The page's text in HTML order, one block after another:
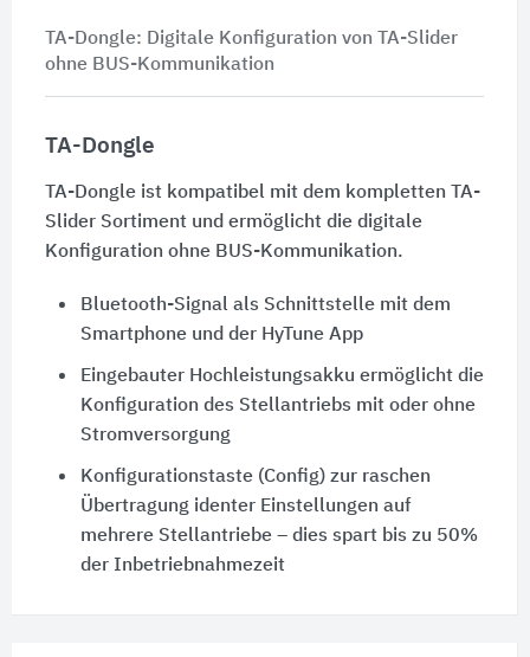
TA-Dongle: Digitale Konfiguration von TA-Slider
ohne BUS-Kommunikation
TA-Dongle
TA-Dongle ist kompatibel mit dem kompletten TA-
Slider Sortiment und ermöglicht die digitale
Konfiguration ohne BUS-Kommunikation.
Bluetooth-Signal als Schnittstelle mit dem
Smartphone und der HyTune App
Eingebauter Hochleistungsakku ermöglicht die
Konfiguration des Stellantriebs mit oder ohne
Stromversorgung
Konfigurationstaste (Config) zur raschen
Übertragung identer Einstellungen auf
mehrere Stellantriebe – dies spart bis zu 50%
der Inbetriebnahmezeit